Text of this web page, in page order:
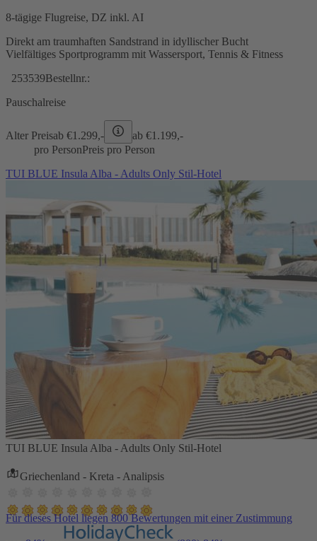
8-tägige Flugreise, DZ inkl. AI
Direkt am traumhaften Sandstrand in idyllischer Bucht
Vielfältiges Sportprogramm mit Wassersport, Tennis & Fitness
253539Bestellnr.:
Pauschalreise
Alter Preisab €1.299,- ab €1.199,-
pro PersonPreis pro Person
TUI BLUE Insula Alba - Adults Only Stil-Hotel
TUI BLUE Insula Alba - Adults Only Stil-Hotel
Griechenland - Kreta - Analipsis
Für dieses Hotel liegen 800 Bewertungen mit einer Zustimmung